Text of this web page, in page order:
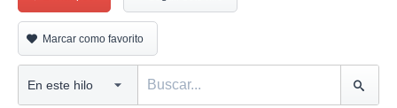
Marcar como favorito